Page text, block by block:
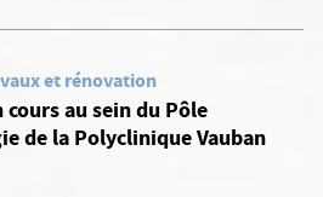
et rénovation
cours au sein du Pôle
de la Polyclinique Vauban